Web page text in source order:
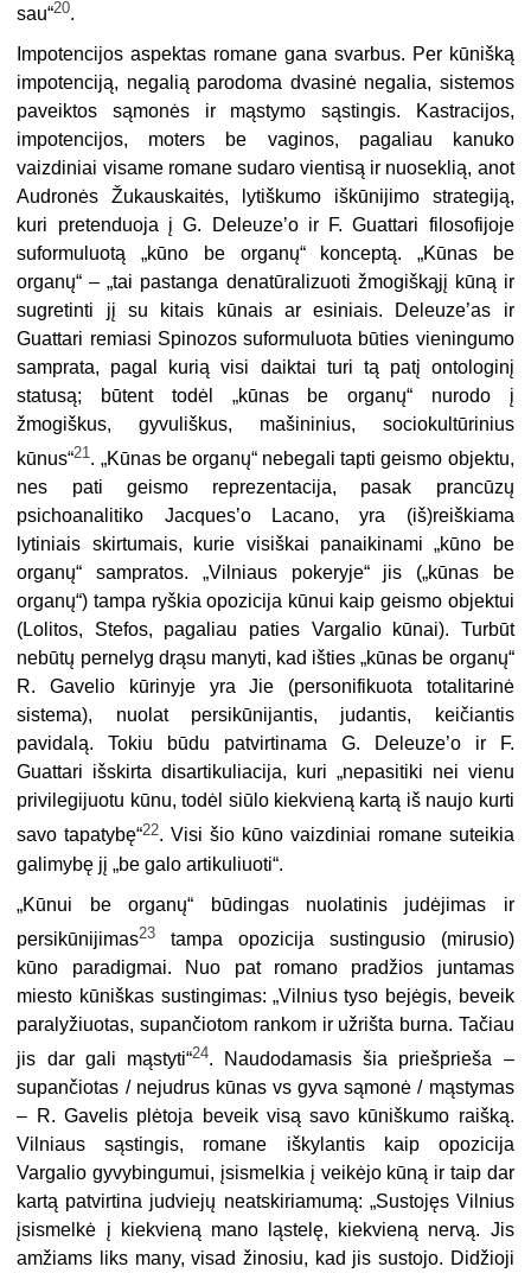
sau“20.
Impotencijos aspektas romane gana svarbus. Per kūnišką
impotenciją, negalią parodoma dvasinė negalia, sistemos
paveiktos sąmonės ir mąstymo sąstingis. Kastracijos,
impotencijos, moters be vaginos, pagaliau kanuko
vaizdiniai visame romane sudaro vientisą ir nuoseklią, anot
Audronės Žukauskaitės, lytiškumo iškūnijimo strategiją,
kuri pretenduoja į G. Deleuze’o ir F. Guattari filosofijoje
suformuluotą „kūno be organų“ konceptą. „Kūnas be
organų“ – „tai pastanga denatūralizuoti žmogiškąjį kūną ir
sugretinti jį su kitais kūnais ar esiniais. Deleuze’as ir
Guattari remiasi Spinozos suformuluota būties vieningumo
samprata, pagal kurią visi daiktai turi tą patį ontologinį
statusą; būtent todėl „kūnas be organų“ nurodo į
žmogiškus, gyvuliškus, mašininius, sociokultūrinius
kūnus“21. „Kūnas be organų“ nebegali tapti geismo objektu,
nes pati geismo reprezentacija, pasak prancūzų
psichoanalitiko Jacques’o Lacano, yra (iš)reiškiama
lytiniais skirtumais, kurie visiškai panaikinami „kūno be
organų“ sampratos. „Vilniaus pokeryje“ jis („kūnas be
organų“) tampa ryškia opozicija kūnui kaip geismo objektui
(Lolitos, Stefos, pagaliau paties Vargalio kūnai). Turbūt
nebūtų pernelyg drąsu manyti, kad išties „kūnas be organų“
R. Gavelio kūrinyje yra Jie (personifikuota totalitarinė
sistema), nuolat persikūnijantis, judantis, keičiantis
pavidalą. Tokiu būdu patvirtinama G. Deleuze’o ir F.
Guattari išskirta disartikuliacija, kuri „nepasitiki nei vienu
privilegijuotu kūnu, todėl siūlo kiekvieną kartą iš naujo kurti
savo tapatybę“22. Visi šio kūno vaizdiniai romane suteikia
galimybę jį „be galo artikuliuoti“.
„Kūnui be organų“ būdingas nuolatinis judėjimas ir
persikūnijimas23 tampa opozicija sustingusio (mirusio)
kūno paradigmai. Nuo pat romano pradžios juntamas
miesto kūniškas sustingimas: „Vilnius tyso bejėgis, beveik
paralyžiuotas, supančiotom rankom ir užrišta burna. Tačiau
jis dar gali mąstyti“24. Naudodamasis šia priešprieša –
supančiotas / nejudrus kūnas vs gyva sąmonė / mąstymas
– R. Gavelis plėtoja beveik visą savo kūniškumo raišką.
Vilniaus sąstingis, romane iškylantis kaip opozicija
Vargalio gyvybingumui, įsismelkia į veikėjo kūną ir taip dar
kartą patvirtina judviejų neatskiriamumą: „Sustojęs Vilnius
įsismelkė į kiekvieną mano ląstelę, kiekvieną nervą. Jis
amžiams liks many, visad žinosiu, kad jis sustojo. Didžioji